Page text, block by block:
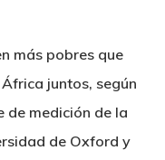
más pobres que
juntos, según
de medición de la
de Oxford y